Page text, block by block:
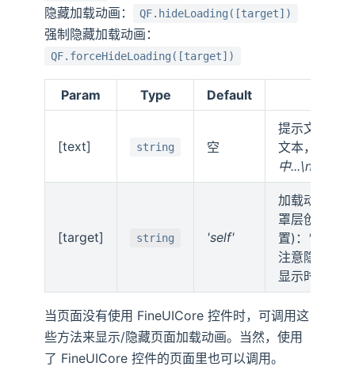
隐藏加载动画： QF.hideLoading([target])
强制隐藏加载动画：
QF.forceHideLoading([target])
Param Type Default
[text] string 空
提示文本。
文本，如：
中...\n(请勿
[target] string 'self'
加载动画目
罩层创建位
置)： 'self'
注意隐藏时
显示时传入
当页面没有使用 FineUICore 控件时，可调用这
些方法来显示/隐藏页面加载动画。当然，使用
了 FineUICore 控件的页面里也可以调用。